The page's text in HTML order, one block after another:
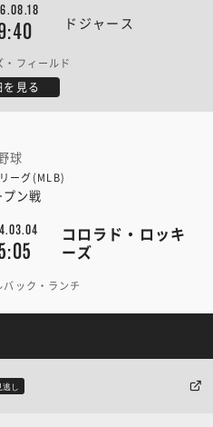
ドジャース
・フィールド
を見る
球
ーグ(MLB)
プン戦
コロラド・ロッキ
ーズ
バック・ランチ
逃し